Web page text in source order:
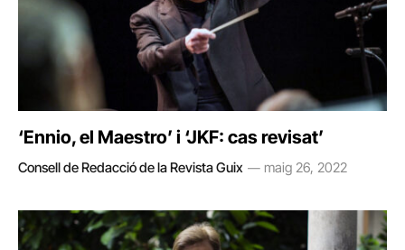
‘Ennio, el Maestro’ i ‘JKF: cas revisat’
Consell de Redacció de la Revista Guix maig 26, 2022